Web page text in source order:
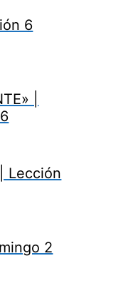
6
|
Lección
2